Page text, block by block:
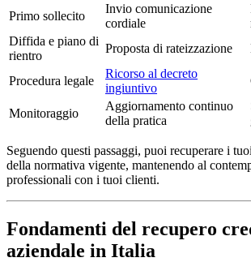
Primo sollecito
Invio comunicazione
cordiale
Diffida e piano di
rientro
Proposta di rateizzazione
Procedura legale
Ricorso al decreto
ingiuntivo
Monitoraggio
Aggiornamento continuo
della pratica
Seguendo questi passaggi, puoi recuperare i
della normativa vigente, mantenendo al
professionali con i tuoi clienti.
Fondamenti del recupero
aziendale in Italia